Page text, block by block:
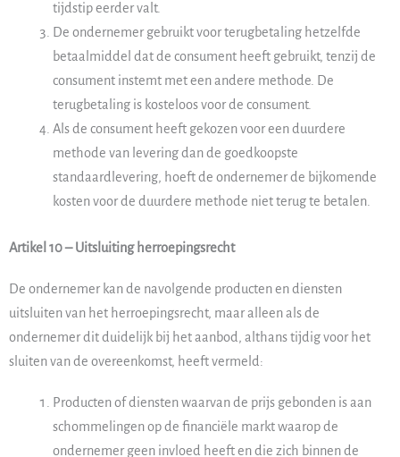
tijdstip eerder valt.
De ondernemer gebruikt voor terugbetaling hetzelfde
betaalmiddel dat de consument heeft gebruikt, tenzij de
consument instemt met een andere methode. De
terugbetaling is kosteloos voor de consument.
Als de consument heeft gekozen voor een duurdere
methode van levering dan de goedkoopste
standaardlevering, hoeft de ondernemer de bijkomende
kosten voor de duurdere methode niet terug te betalen.
Artikel 10 – Uitsluiting herroepingsrecht
De ondernemer kan de navolgende producten en diensten
uitsluiten van het herroepingsrecht, maar alleen als de
ondernemer dit duidelijk bij het aanbod, althans tijdig voor het
sluiten van de overeenkomst, heeft vermeld:
Producten of diensten waarvan de prijs gebonden is aan
schommelingen op de financiële markt waarop de
ondernemer geen invloed heeft en die zich binnen de